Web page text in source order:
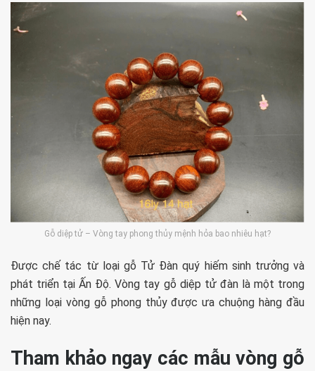
Gỗ diệp tử – Vòng tay phong thủy mệnh hỏa bao nhiêu hạt?
Được chế tác từ loại gỗ Tử Đàn quý hiếm sinh trưởng và
phát triển tại Ấn Độ. Vòng tay gỗ diệp tử đàn là một trong
những loại vòng gỗ phong thủy được ưa chuộng hàng đầu
hiện nay.
Tham khảo ngay các mẫu vòng gỗ